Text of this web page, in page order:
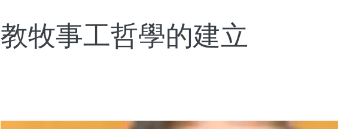
教牧事工哲學的建立